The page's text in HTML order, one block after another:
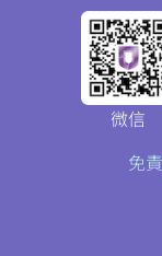
免
微信